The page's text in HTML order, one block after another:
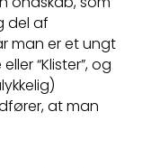
del af
man er et ungt
“Klister”, og
at man